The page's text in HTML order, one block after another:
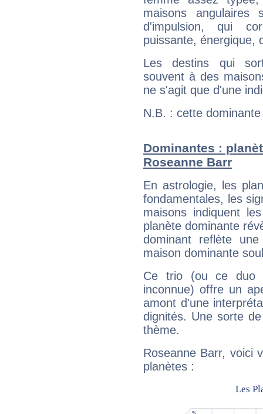
maisons
d'impulsion, qui
puissante, énergique,
Les destins qui
souvent à des
ne s'agit que d'une
N.B. : cette
Dominantes :
Roseanne Barr
En astrologie, les
fondamentales, les
maisons indiquent
planète dominante
dominant reflète
maison dominante
Ce trio (ou ce duo
inconnue) offre un
amont d'une
dignités. Une sorte
thème.
Roseanne Barr, voici
planètes :